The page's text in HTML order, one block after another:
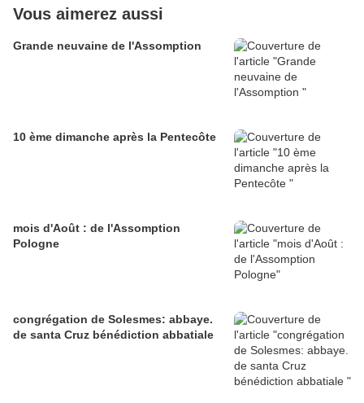
Vous aimerez aussi
Grande neuvaine de l'Assomption
10 ème dimanche après la Pentecôte
mois d'Août : de l'Assomption
Pologne
congrégation de Solesmes: abbaye.
de santa Cruz bénédiction abbatiale